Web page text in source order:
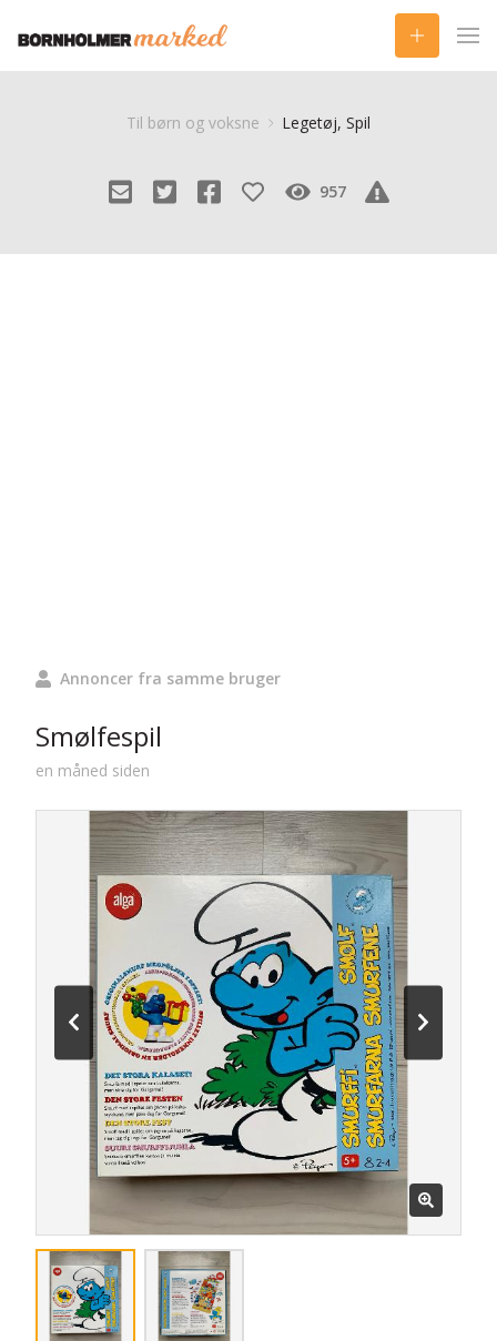
Til børn og voksne Legetøj, Spil
957
Annoncer fra samme bruger
Smølfespil
en måned siden